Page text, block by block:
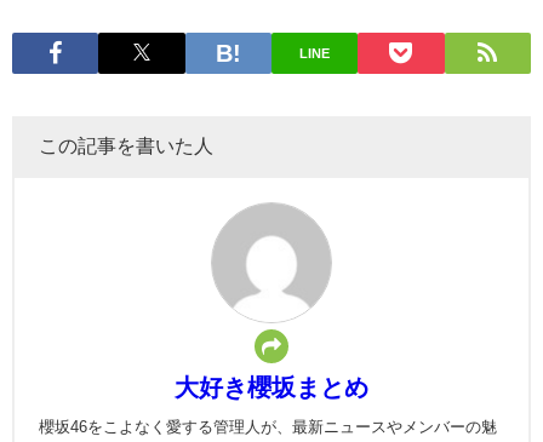
LINE
この記事を書いた人
大好き櫻坂まとめ
櫻坂46をこよなく愛する管理人が、最新ニュースやメンバーの魅